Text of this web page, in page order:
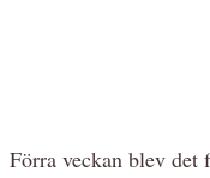
Förra veckan blev det